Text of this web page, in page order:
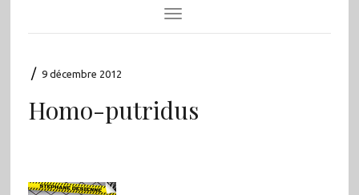
Toggle
Navigation
/ 9 décembre 2012
Homo-putridus